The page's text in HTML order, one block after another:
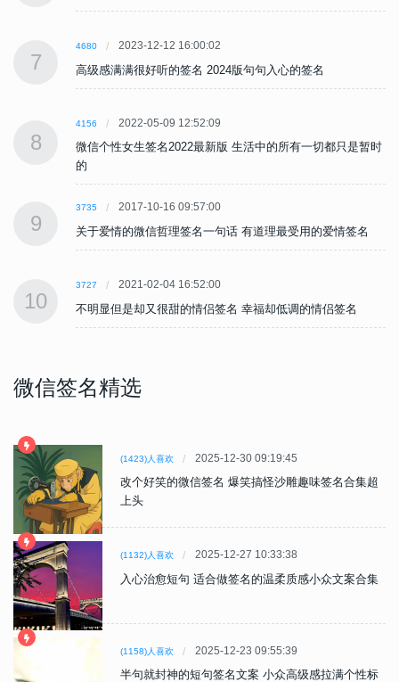
7
4680 2023-12-12 16:00:02
高级感满满很好听的签名 2024版句句入心的签名
8
4156 2022-05-09 12:52:09
微信个性女生签名2022最新版 生活中的所有一切都只是暂时
的
9
3735 2017-10-16 09:57:00
关于爱情的微信哲理签名一句话 有道理最受用的爱情签名
10
3727 2021-02-04 16:52:00
不明显但是却又很甜的情侣签名 幸福却低调的情侣签名
微信签名精选
(1423)人喜欢 2025-12-30 09:19:45
改个好笑的微信签名 爆笑搞怪沙雕趣味签名合集超
上头
(1132)人喜欢 2025-12-27 10:33:38
入心治愈短句 适合做签名的温柔质感小众文案合集
(1158)人喜欢 2025-12-23 09:55:39
半句就封神的短句签名文案 小众高级感拉满个性标